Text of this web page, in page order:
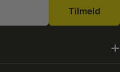
Tilmeld